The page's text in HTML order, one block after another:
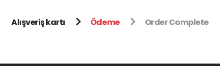
Alışveriş kartı Ödeme Order Complete